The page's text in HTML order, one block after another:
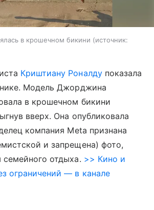
в крошечном бикини
источник:
Криштиану Роналдупоказала
Модель Джорджина
в крошечном бикини
вверх. Она опубликовала
компания Meta признана
и запрещена) фото,
отдыха. >> Кино и
ограничений — в канале